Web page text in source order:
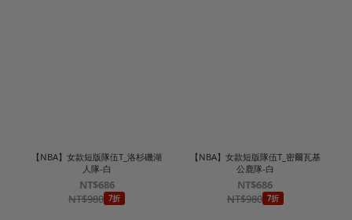
【NBA】女款短版隊伍T_洛杉磯湖
人隊-白
NT$686
NT$980 7折
【NBA】女款短版隊伍T_密爾瓦基
公鹿隊-白
NT$686
NT$980 7折